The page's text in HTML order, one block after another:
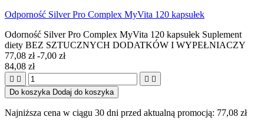
Odporność Silver Pro Complex MyVita 120 kapsułek
Odorność Silver Pro Complex MyVita 120 kapsułek Suplement
diety BEZ SZTUCZNYCH DODATKÓW I WYPEŁNIACZY
77,08 zł-7,00 zł
84,08 zł
   
Do koszyka Dodaj do koszyka
Najniższa cena w ciągu 30 dni przed aktualną promocją: 77,08 zł